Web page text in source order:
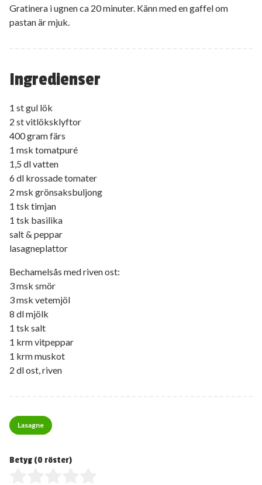
Ingredienser
1 st gul lök
2 st vitlöksklyftor
400 gram färs
1 msk tomatpuré
1,5 dl vatten
6 dl krossade tomater
2 msk grönsaksbuljong
1 tsk timjan
1 tsk basilika
salt & peppar
lasagneplattor
Bechamelsås med riven ost:
3 msk smör
3 msk vetemjöl
8 dl mjölk
1 tsk salt
1 krm vitpeppar
1 krm muskot
2 dl ost, riven
Gratinera i ugnen ca 20 minuter. Känn med en gaffel om
pastan är mjuk.
Lasagne
Betyg (0 röster)